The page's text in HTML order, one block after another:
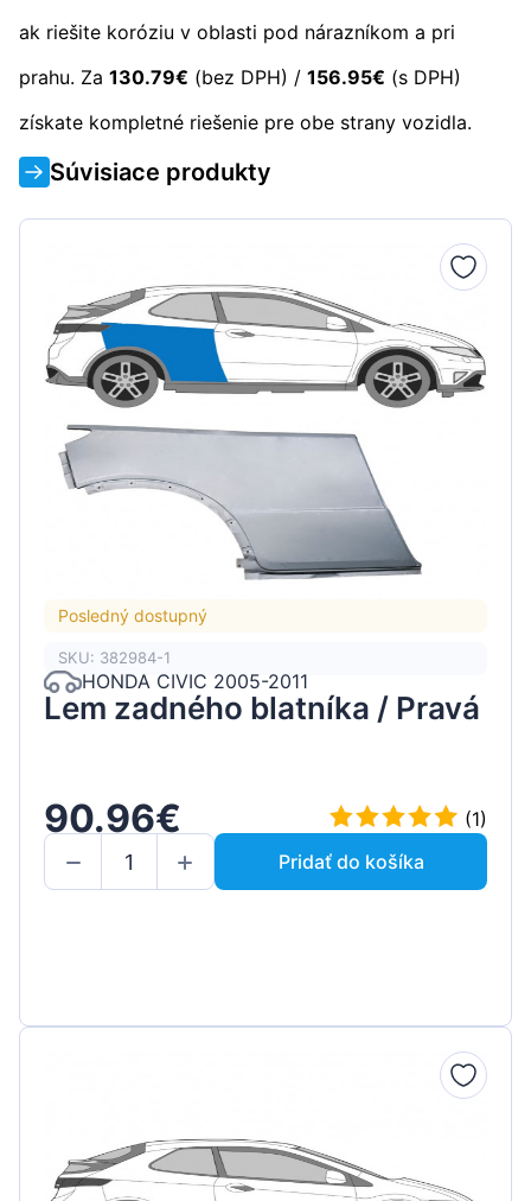
ak riešite koróziu v oblasti pod nárazníkom a pri
prahu. Za 130.79€ (bez DPH) / 156.95€ (s DPH)
získate kompletné riešenie pre obe strany vozidla.
Súvisiace produkty
Posledný dostupný
SKU: 382984-1
HONDA CIVIC 2005-2011
Lem zadného blatníka / Pravá
90.96€
(1)
Pridať do košíka